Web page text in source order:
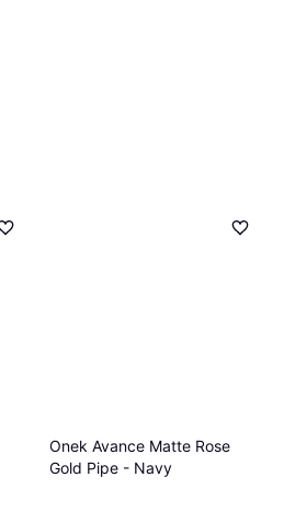
Onek Avance Matte Rose
Gold Pipe - Navy